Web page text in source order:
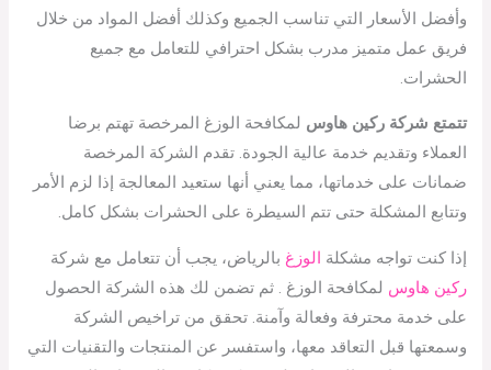
وأفضل الأسعار التي تناسب الجميع وكذلك أفضل المواد من خلال
فريق عمل متميز مدرب بشكل احترافي للتعامل مع جميع
الحشرات.
تتمتع شركة ركين هاوس لمكافحة الوزغ المرخصة تهتم برضا
العملاء وتقديم خدمة عالية الجودة. تقدم الشركة المرخصة
ضمانات على خدماتها، مما يعني أنها ستعيد المعالجة إذا لزم الأمر
وتتابع المشكلة حتى تتم السيطرة على الحشرات بشكل كامل.
إذا كنت تواجه مشكلة الوزغ بالرياض، يجب أن تتعامل مع شركة
ركين هاوس لمكافحة الوزغ . ثم تضمن لك هذه الشركة الحصول
على خدمة محترفة وفعالة وآمنة. تحقق من تراخيص الشركة
وسمعتها قبل التعاقد معها، واستفسر عن المنتجات والتقنيات التي